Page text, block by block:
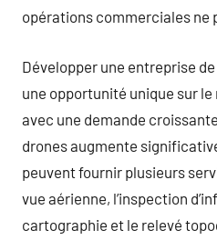
opérations commerciales ne
Développer une entreprise
une opportunité unique sur
avec une demande
drones augmente
peuvent fournir plusieurs
vue aérienne, l’inspection
cartographie et le relevé